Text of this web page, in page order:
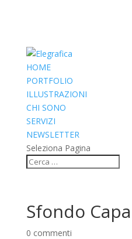
HOME
PORTFOLIO
ILLUSTRAZIONI
CHI SONO
SERVIZI
NEWSLETTER
Seleziona Pagina
Sfondo
0 commenti